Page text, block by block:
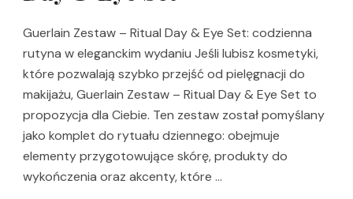
Guerlain Zestaw – Ritual Day & Eye Set: codzienna
rutyna w eleganckim wydaniu Jeśli lubisz kosmetyki,
które pozwalają szybko przejść od pielęgnacji do
makijażu, Guerlain Zestaw – Ritual Day & Eye Set to
propozycja dla Ciebie. Ten zestaw został pomyślany
jako komplet do rytuału dziennego: obejmuje
elementy przygotowujące skórę, produkty do
wykończenia oraz akcenty, które …